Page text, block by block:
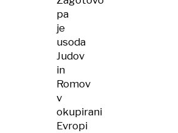
pa
je
usoda
Judov
in
Romov
v
okupirani
Evropi